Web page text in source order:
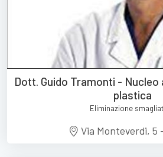
Dott. Guido Tramonti -
plastica
Eliminazione
Via Monteverdi, 5